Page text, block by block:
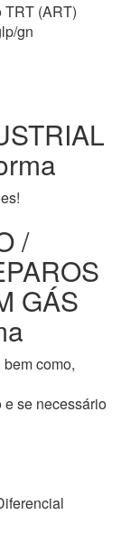
TRT (ART)
gn
/
GÁS
como,
e se necessário